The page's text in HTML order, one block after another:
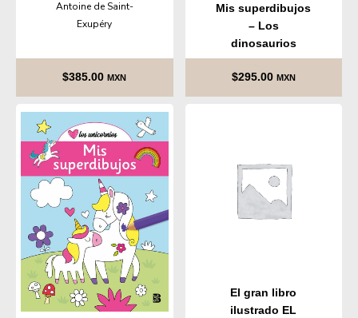
Antoine de Saint-
Exupéry
$385.00 MXN
Mis superdibujos
– Los
dinosaurios
$295.00 MXN
El gran libro
ilustrado EL